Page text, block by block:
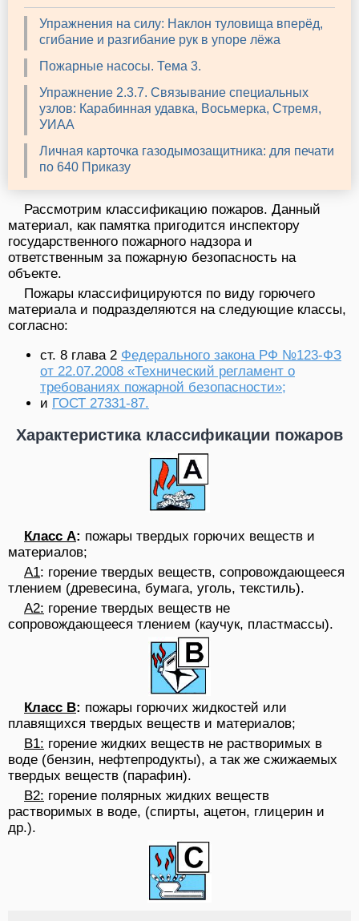
Упражнения на силу: Наклон туловища вперёд,
сгибание и разгибание рук в упоре лёжа
Пожарные насосы. Тема 3.
Упражнение 2.3.7. Связывание специальных
узлов: Карабинная удавка, Восьмерка, Стремя,
УИАА
Личная карточка газодымозащитника: для печати
по 640 Приказу
Рассмотрим классификацию пожаров. Данный
материал, как памятка пригодится инспектору
государственного пожарного надзора и
ответственным за пожарную безопасность на
объекте.
Пожары классифицируются по виду горючего
материала и подразделяются на следующие классы,
согласно:
ст. 8 глава 2 Федерального закона РФ №123-ФЗ
от 22.07.2008 «Технический регламент о
требованиях пожарной безопасности»;
и ГОСТ 27331-87.
Характеристика классификации пожаров
Класс A: пожары твердых горючих веществ и
материалов;
А1: горение твердых веществ, сопровождающееся
тлением (древесина, бумага, уголь, текстиль).
A2: горение твердых веществ не
сопровождающееся тлением (каучук, пластмассы).
Класс B: пожары горючих жидкостей или
плавящихся твердых веществ и материалов;
B1: горение жидких веществ не растворимых в
воде (бензин, нефтепродукты), а так же сжижаемых
твердых веществ (парафин).
B2: горение полярных жидких веществ
растворимых в воде, (спирты, ацетон, глицерин и
др.).